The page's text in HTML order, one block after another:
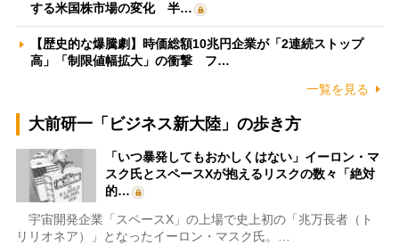
する米国株市場の変化 半…
【歴史的な爆騰劇】時価総額10兆円企業が「2連続ストップ
高」「制限値幅拡大」の衝撃 フ…
一覧を見る
大前研一「ビジネス新大陸」の歩き方
「いつ暴発してもおかしくはない」イーロン・マ
スク氏とスペースXが抱えるリスクの数々「絶対
的…
宇宙開発企業「スペースX」の上場で史上初の「兆万長者（ト
リリオネア）」となったイーロン・マスク氏。…